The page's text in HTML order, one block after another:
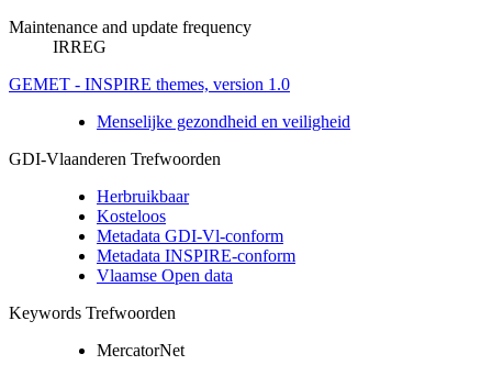
Maintenance and update frequency
IRREG
GEMET - INSPIRE themes, version 1.0
Menselijke gezondheid en veiligheid
GDI-Vlaanderen Trefwoorden
Herbruikbaar
Kosteloos
Metadata GDI-Vl-conform
Metadata INSPIRE-conform
Vlaamse Open data
Keywords Trefwoorden
MercatorNet